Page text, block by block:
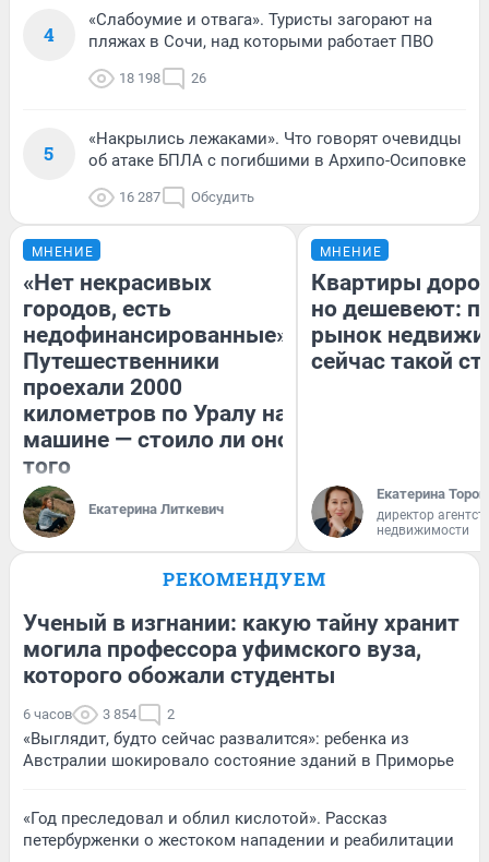
4
«Слабоумие и отвага». Туристы загорают на
пляжах в Сочи, над которыми работает ПВО
18 198 26
5
«Накрылись лежаками». Что говорят очевидцы
об атаке БПЛА с погибшими в Архипо-Осиповке
16 287 Обсудить
МНЕНИЕ
«Нет некрасивых
городов, есть
недофинансированные».
Путешественники
проехали 2000
километров по Уралу на
машине — стоило ли оно
того
Екатерина Литкевич
МНЕНИЕ
Квартиры
но дешевеют:
рынок
сейчас такой
Екатерина
директор
недвижимости
РЕКОМЕНДУЕМ
Ученый в изгнании: какую тайну хранит
могила профессора уфимского вуза,
которого обожали студенты
6 часов 3 854 2
«Выглядит, будто сейчас развалится»: ребенка из
Австралии шокировало состояние зданий в Приморье
«Год преследовал и облил кислотой». Рассказ
петербурженки о жестоком нападении и реабилитации